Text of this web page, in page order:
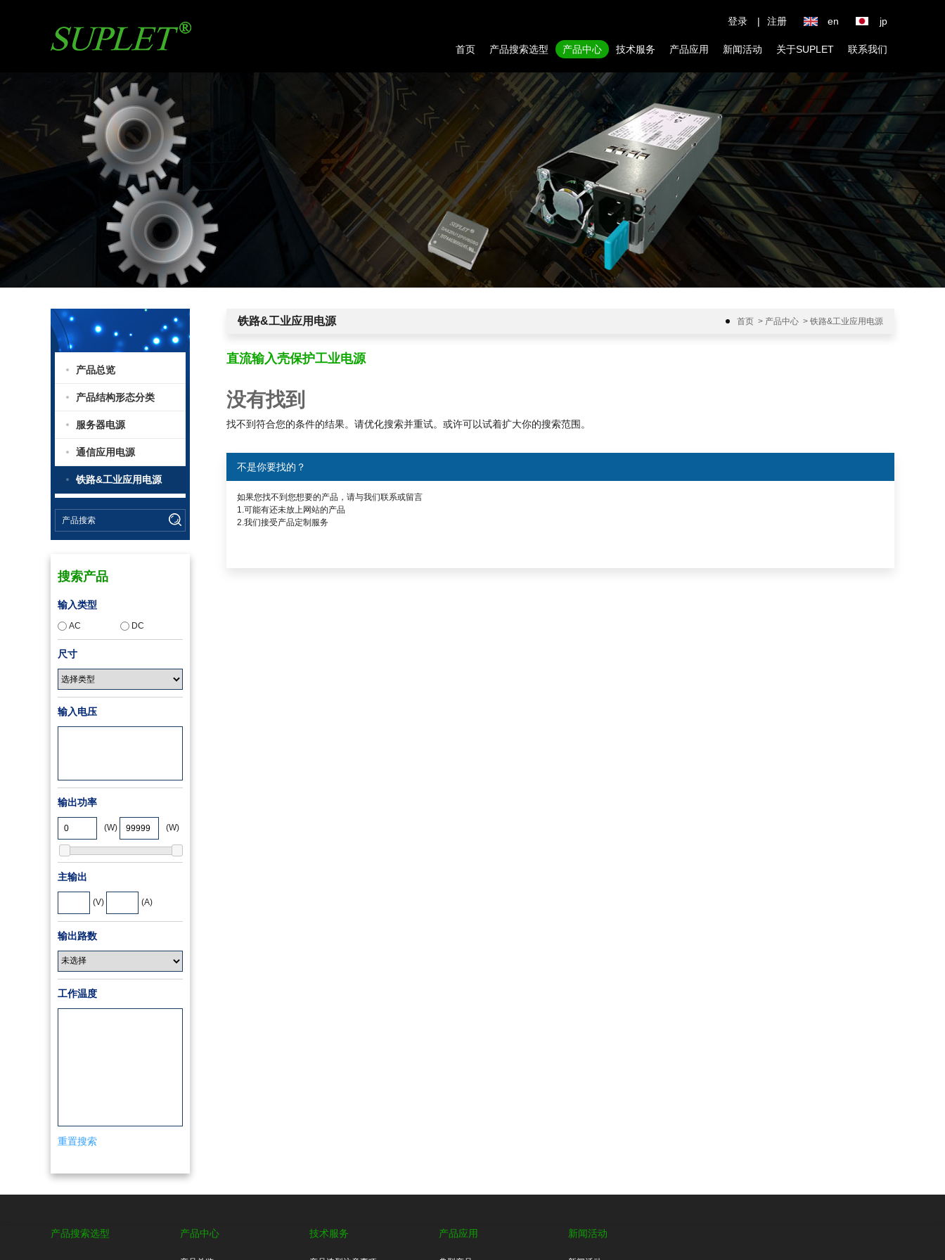
登录 | 注册 en jp
首页 产品搜索选型 产品中心 技术服务 产品应用 新闻活动 关于SUPLET 联系我们
产品总览
产品结构形态分类
服务器电源
通信应用电源
铁路&工业应用电源
搜索产品
输入类型
AC DC
尺寸
输入电压
输出功率
(W) (W)
主输出
(V) (A)
输出路数
工作温度
重置搜索
铁路&工业应用电源 首页 > 产品中心 > 铁路&工业应用电源
直流输入壳保护工业电源
没有找到
找不到符合您的条件的结果。请优化搜索并重试。或许可以试着扩大你的搜索范围。
不是你要找的？
如果您找不到您想要的产品，请与我们联系或留言
1.可能有还未放上网站的产品
2.我们接受产品定制服务
产品搜索选型 产品中心 技术服务 产品应用 新闻活动